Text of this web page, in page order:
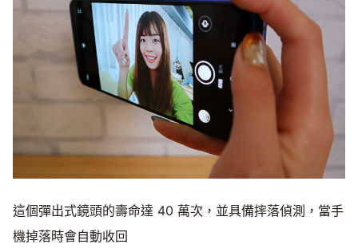
這個彈出式鏡頭的壽命達 40 萬次，並具備摔落偵測，當手
機掉落時會自動收回